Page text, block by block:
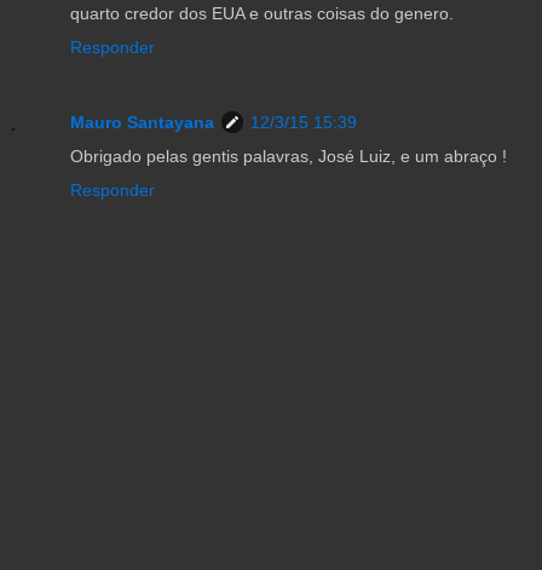
quarto credor dos EUA e outras coisas do genero.
Responder
Mauro Santayana
12/3/15 15:39
Obrigado pelas gentis palavras, José Luiz, e um abraço !
Responder